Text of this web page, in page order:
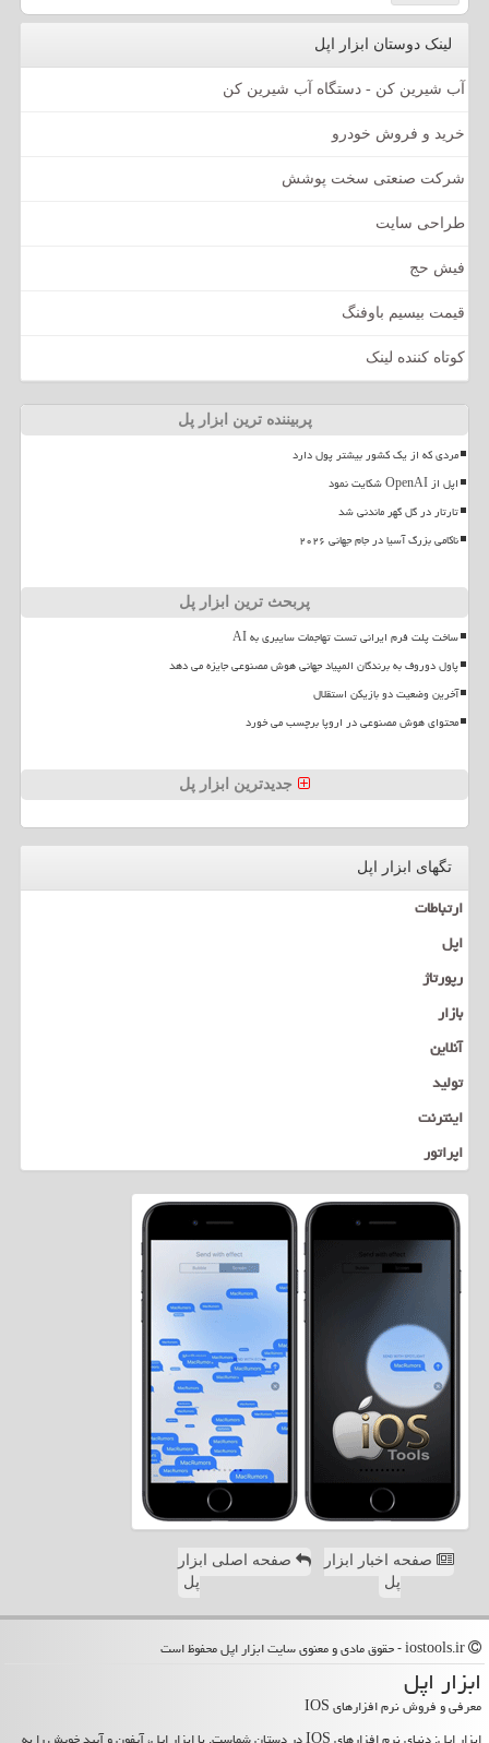
لینک دوستان ابزار اپل
آب شیرین کن - دستگاه آب شیرین کن
خرید و فروش خودرو
شرکت صنعتی سخت پوشش
طراحی سایت
فیش حج
قیمت بیسیم باوفنگ
کوتاه کننده لینک
پربیننده ترین ابزار پل
مردی که از یک کشور بیشتر پول دارد
اپل از OpenAI شکایت نمود
تارتار در گل گهر ماندنی شد
ناکامی بزرگ آسیا در جام جهانی ۲۰۲۶
پربحث ترین ابزار پل
ساخت پلت فرم ایرانی تست تهاجمات سایبری به AI
پاول دوروف به برندگان المپیاد جهانی هوش مصنوعی جایزه می دهد
آخرین وضعیت دو بازیکن استقلال
محتوای هوش مصنوعی در اروپا برچسب می خورد
جدیدترین ابزار پل
تگهای ابزار اپل
ارتباطات
اپل
رپورتاژ
بازار
آنلاین
تولید
اینترنت
اپراتور
صفحه اخبار ابزار
پل
صفحه اصلی ابزار
پل
ابزار اپل
معرفی و فروش نرم افزارهای IOS